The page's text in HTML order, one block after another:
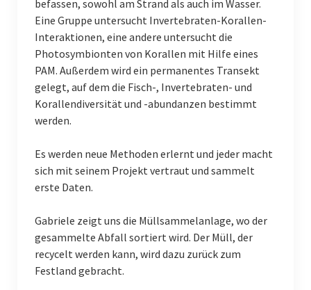
befassen, sowohl am Strand als auch im Wasser.
Eine Gruppe untersucht Invertebraten-Korallen-
Interaktionen, eine andere untersucht die
Photosymbionten von Korallen mit Hilfe eines
PAM. Außerdem wird ein permanentes Transekt
gelegt, auf dem die Fisch-, Invertebraten- und
Korallendiversität und -abundanzen bestimmt
werden.
Es werden neue Methoden erlernt und jeder macht
sich mit seinem Projekt vertraut und sammelt
erste Daten.
Gabriele zeigt uns die Müllsammelanlage, wo der
gesammelte Abfall sortiert wird. Der Müll, der
recycelt werden kann, wird dazu zurück zum
Festland gebracht.